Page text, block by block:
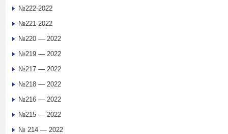
№222-2022
№221-2022
№220 — 2022
№219 — 2022
№217 — 2022
№218 — 2022
№216 — 2022
№215 — 2022
№ 214 — 2022